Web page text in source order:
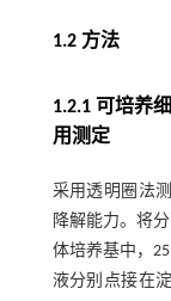
1.2 方法
1.2.1 可培养
用测定
采用透明圈法
降解能力。将
体培养基中，
液分别点接在